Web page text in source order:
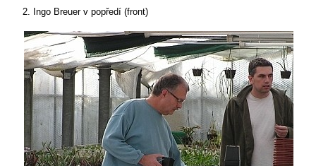
2. Ingo Breuer v popředí (front)